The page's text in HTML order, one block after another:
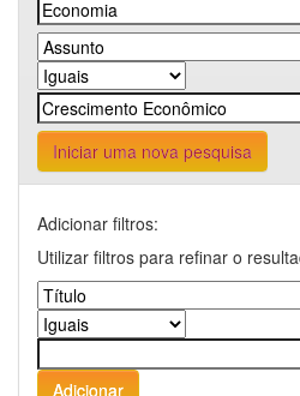
Iniciar uma nova pesquisa
Adicionar filtros:
Utilizar filtros para refinar o